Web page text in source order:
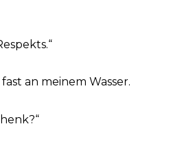
an meinem Wasser.